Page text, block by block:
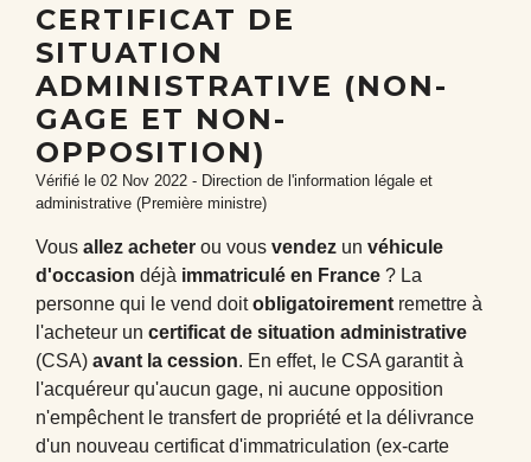
CERTIFICAT DE
SITUATION
ADMINISTRATIVE (NON-
GAGE ET NON-
OPPOSITION)
Vérifié le 02 Nov 2022 - Direction de l'information légale et
administrative (Première ministre)
Vous allez acheter ou vous vendez un véhicule
d'occasion déjà immatriculé en France ? La
personne qui le vend doitobligatoirement remettre à
l'acheteur un certificat de situation administrative
(CSA) avant la cession. En effet, le CSA garantit à
l'acquéreur qu'aucun gage, ni aucune opposition
n'empêchent le transfert de propriété et la délivrance
d'un nouveau certificat d'immatriculation (ex-carte